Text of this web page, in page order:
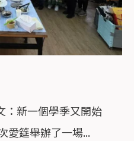
：新一個學季又開始
愛筵舉辦了一場...